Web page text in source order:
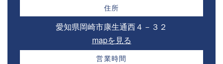
住所
愛知県岡崎市康生通西４－３２⁣
mapを見る
営業時間